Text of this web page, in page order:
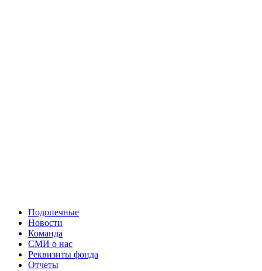
Подопечные
Новости
Команда
СМИ о нас
Реквизиты фонда
Отчеты